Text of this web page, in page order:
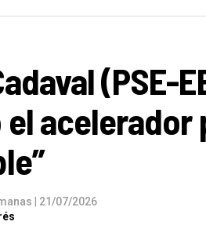
(PSE-
acelerador
| 21/07/2026